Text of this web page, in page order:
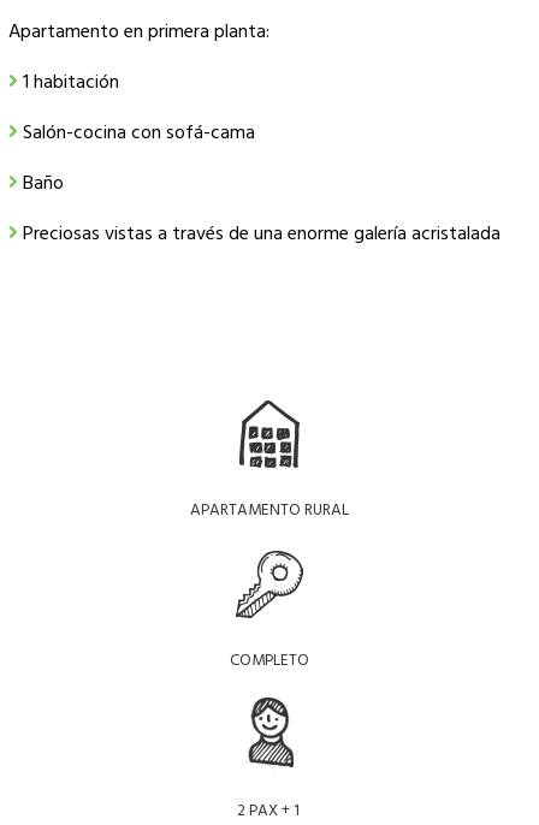
Apartamento en primera planta:
1 habitación
Salón-cocina con sofá-cama
Baño
Preciosas vistas a través de una enorme galería acristalada
APARTAMENTO RURAL
COMPLETO
2 PAX + 1